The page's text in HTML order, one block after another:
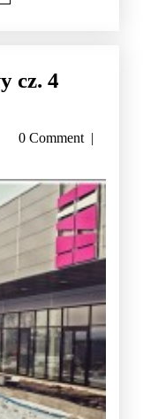
cz. 4
0 Comment |